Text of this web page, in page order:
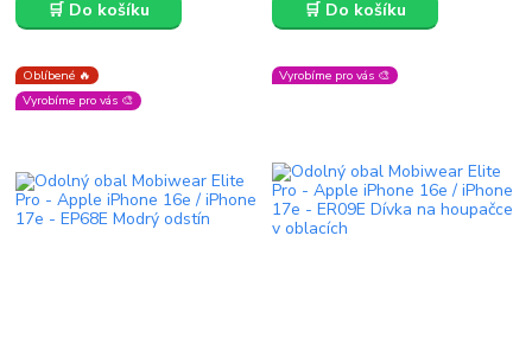
🛒 Do košíku 🛒 Do košíku
Oblíbené 🔥
Vyrobíme pro vás 🎨
Vyrobíme pro vás 🎨